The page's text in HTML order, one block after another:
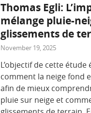
Thomas Egli:
mélange pluie-
glissements de
November 19, 2025
L’objectif de cette étude
comment la neige fond
afin de mieux
pluie sur neige et